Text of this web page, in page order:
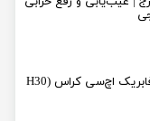
راهنمای خرید و نصب کروز کنترل فابریک اچ‌سی کراس (H30